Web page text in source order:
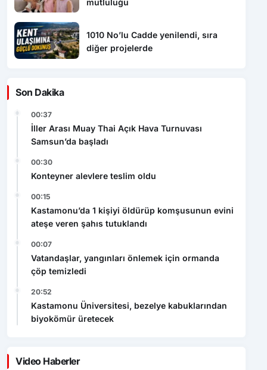
1010 No’lu Cadde yenilendi, sıra
diğer projelerde
Son Dakika
00:37
İller Arası Muay Thai Açık Hava Turnuvası
Samsun’da başladı
00:30
Konteyner alevlere teslim oldu
00:15
Kastamonu’da 1 kişiyi öldürüp komşusunun evini
ateşe veren şahıs tutuklandı
00:07
Vatandaşlar, yangınları önlemek için ormanda
çöp temizledi
20:52
Kastamonu Üniversitesi, bezelye kabuklarından
biyokömür üretecek
Video Haberler